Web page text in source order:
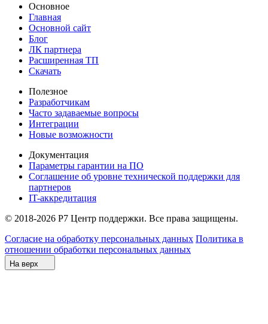
Основное
Главная
Основной сайт
Блог
ЛК партнера
Расширенная ТП
Скачать
Полезное
Разработчикам
Часто задаваемые вопросы
Интеграции
Новые возможности
Документация
Параметры гарантии на ПО
Соглашение об уровне технической поддержки для
партнеров
IT-аккредитация
© 2018-2026 Р7 Центр поддержки. Все права защищены.
Согласие на обработку персональных данных Политика в
отношении обработки персональных данных
На верх